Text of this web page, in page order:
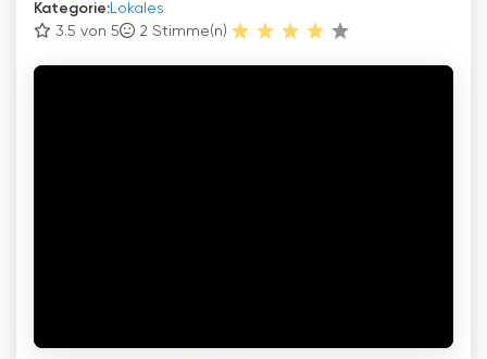
Kategorie:Lokales
3.5 von 5
2 Stimme(n)